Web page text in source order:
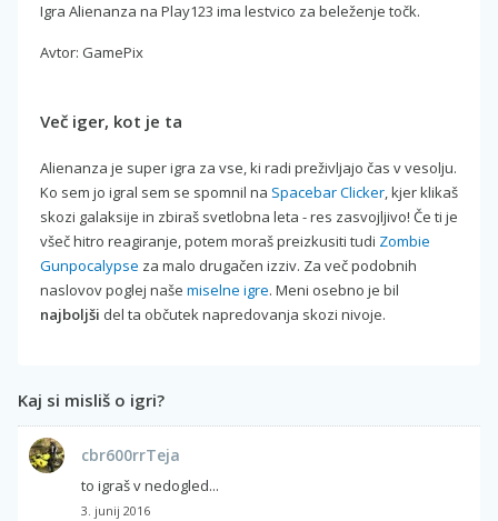
Igra Alienanza na Play123 ima lestvico za beleženje točk.
Avtor: GamePix
Več iger, kot je ta
Alienanza je super igra za vse, ki radi preživljajo čas v vesolju.
Ko sem jo igral sem se spomnil na Spacebar Clicker, kjer klikaš
skozi galaksije in zbiraš svetlobna leta - res zasvojljivo! Če ti je
všeč hitro reagiranje, potem moraš preizkusiti tudi Zombie
Gunpocalypse za malo drugačen izziv. Za več podobnih
naslovov poglej naše miselne igre. Meni osebno je bil
najboljši del ta občutek napredovanja skozi nivoje.
Kaj si misliš o igri?
cbr600rrTeja
to igraš v nedogled...
3. junij 2016